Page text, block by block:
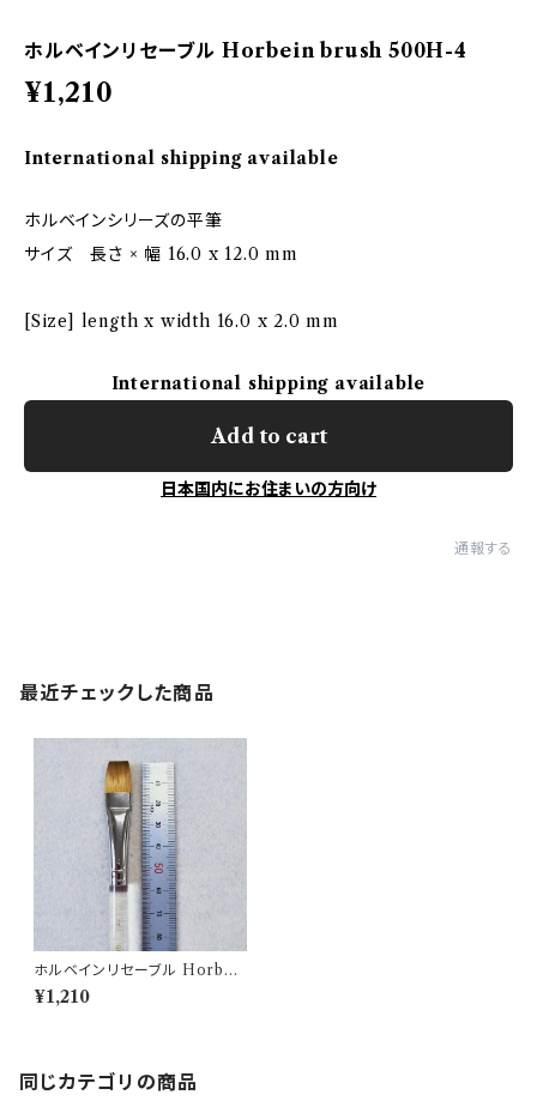
ホルベインリセーブル Horbein brush 500H-4
¥1,210
International shipping available
ホルベインシリーズの平筆
サイズ 長さ × 幅 16.0 x 12.0 mm
[Size] length x width 16.0 x 2.0 mm
International shipping available
Add to cart
日本国内にお住まいの方向け
通報する
最近チェックした商品
ホルベインリセーブル Horbei
n brush 500H-4
¥1,210
同じカテゴリの商品